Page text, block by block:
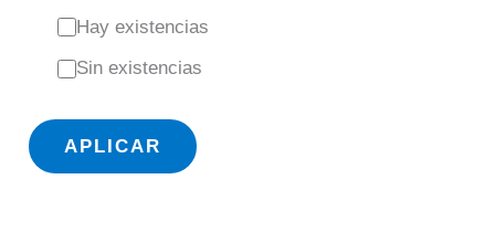
E
s
d
Hay existencias
Sin existencias
APLICAR